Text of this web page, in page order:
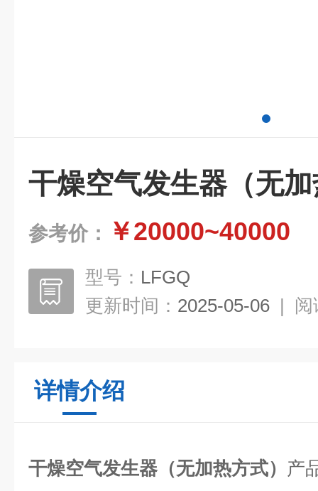
干燥空气发生器（无
参考价： ￥20000~40000
型号： LFGQ
更新时间： 2025-05-06 | 阅
详情介绍
干燥空气发生器（无加热方式） 产